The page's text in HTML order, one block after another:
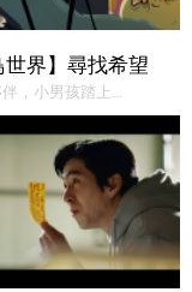
世界】尋找希望
，小男孩踏上...